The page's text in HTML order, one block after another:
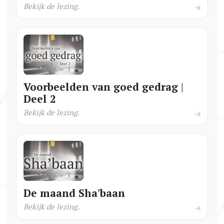
Bekijk de lezing.
Voorbeelden van goed gedrag |
Deel 2
Bekijk de lezing.
De maand Sha'baan
Bekijk de lezing.